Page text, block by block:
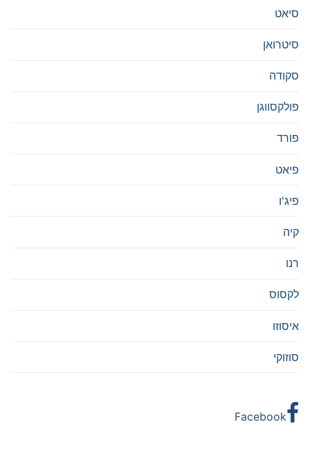
סיאט
סיטרואן
סקודה
פולקסווגן
פורד
פיאט
פיג'ו
קיה
רנו
לקסוס
איסוזו
סוזוקי
Facebook